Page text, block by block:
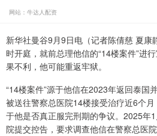
网站：牛达人配资
新华社曼谷9月9日电（记者陈倩慈 夏康
时开庭，就前总理他信的“14楼案件”进
果不利，他可能重返牢狱。
“14楼案件”源于他信在2023年返回泰国
被送往警察总医院14楼接受治疗近6个
于他是否真正服完刑期的争议。2025年
院提交控告，要求调查他信在警察总医